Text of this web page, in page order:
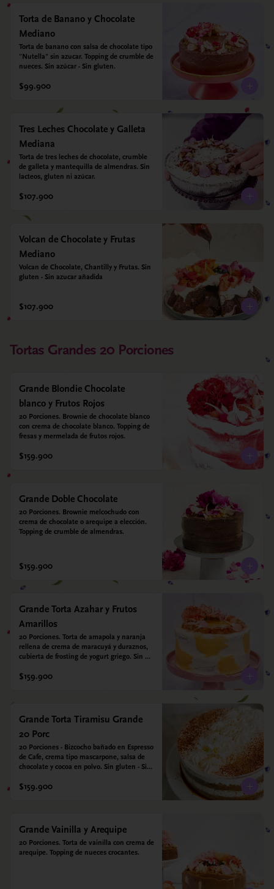
Torta de Banano y Chocolate
Mediano
Torta de banano con salsa de chocolate tipo
"Nutella" sin azucar. Topping de crumble de
nueces. Sin azúcar - Sin gluten.
$99.900
Tres Leches Chocolate y Galleta
Mediana
Torta de tres leches de chocolate, crumble
de galleta y mantequilla de almendras. Sin
lacteos, gluten ni azúcar.
$107.900
Volcan de Chocolate y Frutas
Mediano
Volcan de Chocolate, Chantilly y Frutas. Sin
gluten - Sin azucar añadida
$107.900
Tortas Grandes 20 Porciones
Grande Blondie Chocolate
blanco y Frutos Rojos
20 Porciones. Brownie de chocolate blanco
con crema de chocolate blanco. Topping de
fresas y mermelada de frutos rojos.
$159.900
Grande Doble Chocolate
20 Porciones. Brownie melcochudo con
crema de chocolate o arequipe a elección.
Topping de crumble de almendras.
$159.900
Grande Torta Azahar y Frutos
Amarillos
20 Porciones. Torta de amapola y naranja
rellena de crema de maracuyá y duraznos,
cubierta de frosting de yogurt griego. Sin
$159.900
Grande Torta Tiramisu Grande
20 Porc
20 Porciones - Bizcocho bañado en Espresso
de Cafe, crema tipo mascarpone, salsa de
chocolate y cocoa en polvo. Sin gluten - Sin
$159.900
Grande Vainilla y Arequipe
20 Porciones. Torta de vainilla con crema de
arequipe. Topping de nueces crocantes.